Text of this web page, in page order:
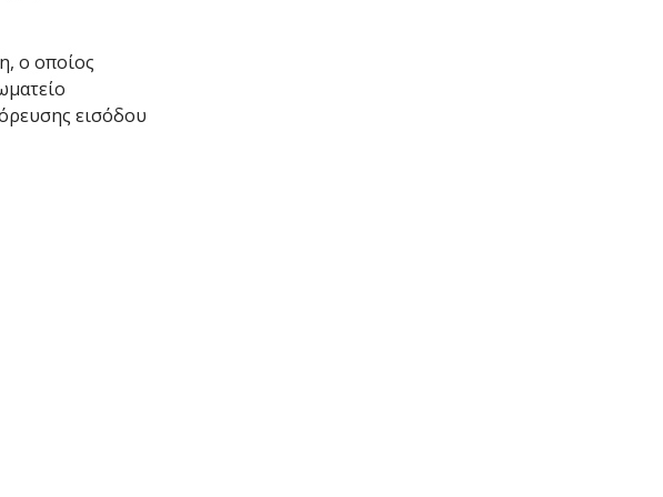
ο οποίος
εισόδου